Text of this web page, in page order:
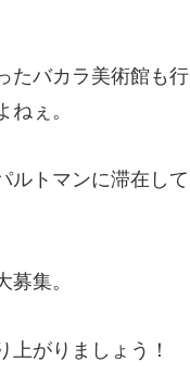
たバカラ美術館も
ねぇ。
ルトマンに滞在し
募集。
上がりましょう！